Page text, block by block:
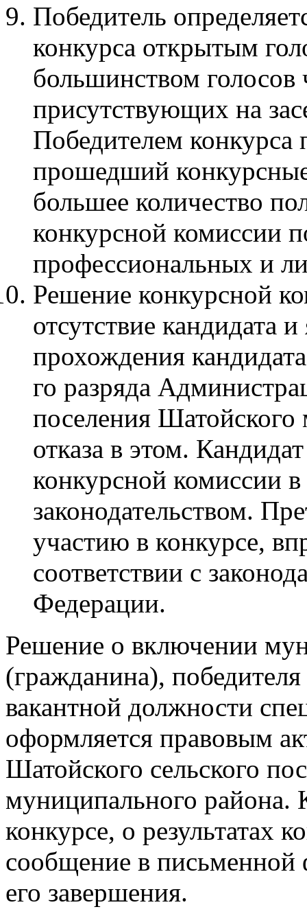
Победитель
конкурса открытым
большинством голосов
присутствующих на
Победителем конкурса
прошедший
большее количество
конкурсной комиссии
профессиональных и
Решение конкурсной
отсутствие кандидата
прохождения
го разряда
поселения
отказа в этом.
конкурсной комиссии
законодательством.
участию в конкурсе,
соответствии с
Федерации.
Решение о включении
(гражданина),
вакантной должности
оформляется правовым
Шатойского сельского
муниципального района.
конкурсе, о результатах
сообщение в
его завершения.